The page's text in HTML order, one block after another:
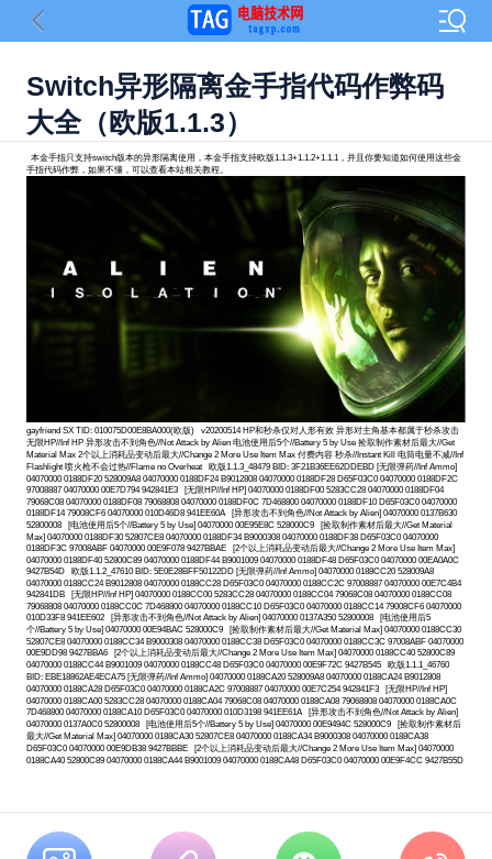
Switch异形隔离金手指代码作弊码
大全（欧版1.1.3）
本金手指只支持switch版本的异形隔离使用，本金手指支持欧版1.1.3+1.1.2+1.1.1，并且你要知道如何使用这些金
手指代码作弊，如果不懂，可以查看本站相关教程。
gayfriend SX TID: 010075D00E8BA000(欧版) v20200514 HP和秒杀仅对人形有效 异形对主角基本都属于秒杀攻击
无限HP//Inf HP 异形攻击不到角色//Not Attack by Alien 电池使用后5个//Battery 5 by Use 捡取制作素材后最大//Get
Material Max 2个以上消耗品变动后最大//Change 2 More Use Item Max 付费内容 秒杀//Instant Kill 电筒电量不减//Inf
Flashlight 喷火枪不会过热//Flame no Overheat 欧版1.1.3_48479 BID: 3F21B36EE62DDEBD [无限弹药//Inf Ammo]
04070000 0188DF20 528009A8 04070000 0188DF24 B9012808 04070000 0188DF28 D65F03C0 04070000 0188DF2C
97008887 04070000 00E7D794 942841E3 [无限HP//Inf HP] 04070000 0188DF00 5283CC28 04070000 0188DF04
79068C08 04070000 0188DF08 79068808 04070000 0188DF0C 7D468800 04070000 0188DF10 D65F03C0 04070000
0188DF14 79008CF6 04070000 010D46D8 941EE60A [异形攻击不到角色//Not Attack by Alien] 04070000 0137B630
52800008 [电池使用后5个//Battery 5 by Use] 04070000 00E95E8C 528000C9 [捡取制作素材后最大//Get Material
Max] 04070000 0188DF30 52807CE8 04070000 0188DF34 B9000308 04070000 0188DF38 D65F03C0 04070000
0188DF3C 97008ABF 04070000 00E9F078 9427BBAE [2个以上消耗品变动后最大//Change 2 More Use Item Max]
04070000 0188DF40 52800C89 04070000 0188DF44 B9001009 04070000 0188DF48 D65F03C0 04070000 00EA0A0C
9427B54D 欧版1.1.2_47610 BID: 5E0E28BFF50122DD [无限弹药//Inf Ammo] 04070000 0188CC20 528009A8
04070000 0188CC24 B9012808 04070000 0188CC28 D65F03C0 04070000 0188CC2C 97008887 04070000 00E7C4B4
942841DB [无限HP//Inf HP] 04070000 0188CC00 5283CC28 04070000 0188CC04 79068C08 04070000 0188CC08
79068808 04070000 0188CC0C 7D468800 04070000 0188CC10 D65F03C0 04070000 0188CC14 79008CF6 04070000
010D33F8 941EE602 [异形攻击不到角色//Not Attack by Alien] 04070000 0137A350 52800008 [电池使用后5
个//Battery 5 by Use] 04070000 00E94BAC 528000C9 [捡取制作素材后最大//Get Material Max] 04070000 0188CC30
52807CE8 04070000 0188CC34 B9000308 04070000 0188CC38 D65F03C0 04070000 0188CC3C 97008ABF 04070000
00E9DD98 9427BBA6 [2个以上消耗品变动后最大//Change 2 More Use Item Max] 04070000 0188CC40 52800C89
04070000 0188CC44 B9001009 04070000 0188CC48 D65F03C0 04070000 00E9F72C 9427B545 欧版1.1.1_46760
BID: EBE18862AE4ECA75 [无限弹药//Inf Ammo] 04070000 0188CA20 528009A8 04070000 0188CA24 B9012808
04070000 0188CA28 D65F03C0 04070000 0188CA2C 97008887 04070000 00E7C254 942841F3 [无限HP//Inf HP]
04070000 0188CA00 5283CC28 04070000 0188CA04 79068C08 04070000 0188CA08 79068808 04070000 0188CA0C
7D468800 04070000 0188CA10 D65F03C0 04070000 010D3198 941EE61A [异形攻击不到角色//Not Attack by Alien]
04070000 0137A0C0 52800008 [电池使用后5个//Battery 5 by Use] 04070000 00E9494C 528000C9 [捡取制作素材后
最大//Get Material Max] 04070000 0188CA30 52807CE8 04070000 0188CA34 B9000308 04070000 0188CA38
D65F03C0 04070000 00E9DB38 9427BBBE [2个以上消耗品变动后最大//Change 2 More Use Item Max] 04070000
0188CA40 52800C89 04070000 0188CA44 B9001009 04070000 0188CA48 D65F03C0 04070000 00E9F4CC 9427B55D